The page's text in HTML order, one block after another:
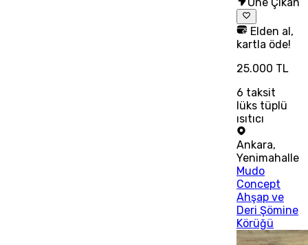
Elden al,
kartla öde!
25.000 TL
6 taksit
lüks tüplü
ısıtıcı
Ankara,
Yenimahalle
Mudo
Concept
Ahşap ve
Deri Şömine
Körüğü